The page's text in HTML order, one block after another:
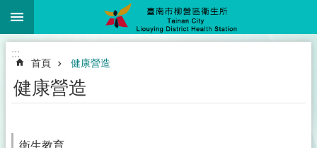
跳到主要內容區塊
:::
首頁 健康營造
健康營造
衛生教育